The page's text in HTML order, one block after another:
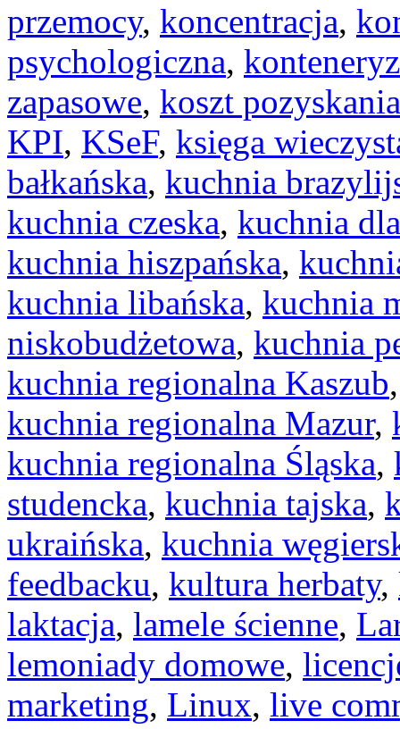
przemocy, koncentracja,
psychologiczna,
zapasowe, koszt
KPI, KSeF, księga
bałkańska, kuchnia
kuchnia czeska, kuchnia
kuchnia hiszpańska,
kuchnia libańska, kuchnia
niskobudżetowa, kuchnia
kuchnia regionalna Kaszub
kuchnia regionalna Mazur,
kuchnia regionalna Śląska,
studencka, kuchnia tajska,
ukraińska, kuchnia
feedbacku, kultura herbaty,
laktacja, lamele ścienne,
lemoniady domowe,
marketing, Linux, live